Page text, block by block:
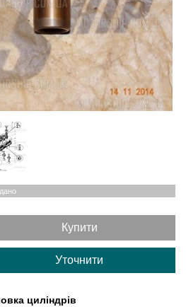
Купити
Уточнити
циліндрів